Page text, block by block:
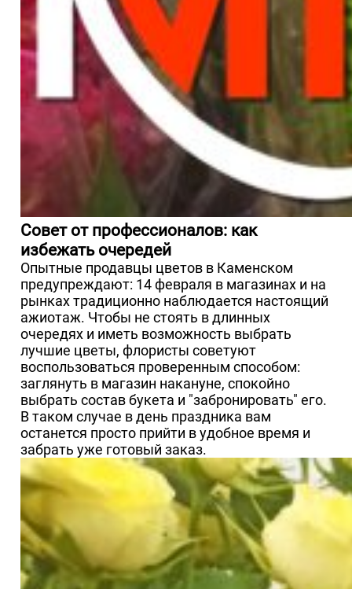
Совет от профессионалов: как
избежать очередей
Опытные продавцы цветов в Каменском
предупреждают: 14 февраля в магазинах и на
рынках традиционно наблюдается настоящий
ажиотаж. Чтобы не стоять в длинных
очередях и иметь возможность выбрать
лучшие цветы, флористы советуют
воспользоваться проверенным способом:
заглянуть в магазин накануне, спокойно
выбрать состав букета и "забронировать" его.
В таком случае в день праздника вам
останется просто прийти в удобное время и
забрать уже готовый заказ.